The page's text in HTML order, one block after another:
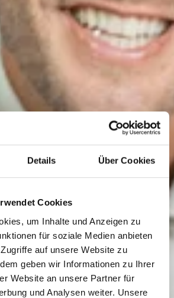
Details Über Cookies
Cookies
um Inhalte und Anzeigen zu
für soziale Medien anbieten
auf unsere Website zu
geben wir Informationen zu Ihrer
Website an unsere Partner für
und Analysen weiter. Unsere